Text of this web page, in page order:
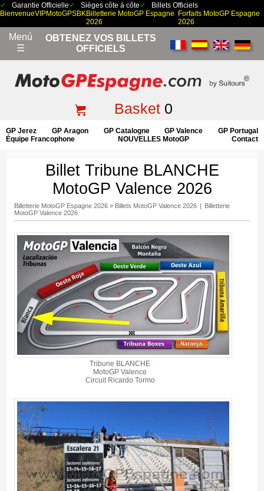
Garantie Officielle Sièges côte à côte
Billets Officiels
BienvenueVIPMotoGPSBKBilletterie MotoGP Espagne
2026
Forfaits MotoGP Espagne
2026
Menú
☰
OBTENEZ VOS BILLETS
OFFICIELS
Basket0
GP Jerez GP Aragon GP Catalogne GP Valence
GP Portugal
Équipe Francophone
NOUVELLES MotoGP Contact
Billet Tribune BLANCHE
MotoGP Valence 2026
Billetterie MotoGP Espagne 2026» Billets MotoGP Valence 2026 | Billetterie
MotoGP Valence 2026
Tribune BLANCHE
MotoGP Valence
Circuit Ricardo Tormo